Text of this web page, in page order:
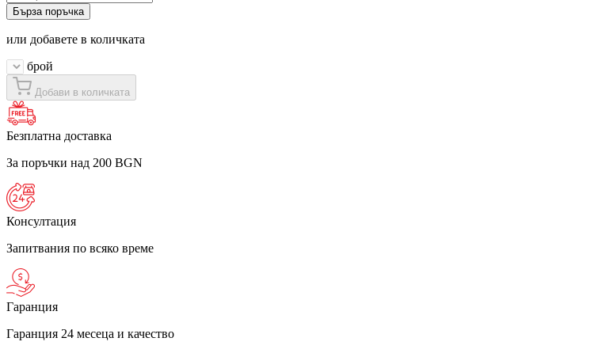
Бърза поръчка
или добавете в количката
брой
Добави в количката
Безплатна доставка
За поръчки над 200 BGN
Консултация
Запитвания по всяко време
Гаранция
Гаранция 24 месеца и качество